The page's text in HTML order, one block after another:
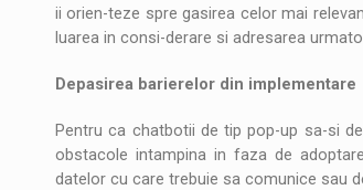
ii orien-teze spre gasirea celor mai
luarea in consi-derare si adresarea
Depasirea barierelor din implementare
Pentru ca chatbotii de tip pop-up sa-si
obstacole intampina in faza de
datelor cu care trebuie sa comunice sau